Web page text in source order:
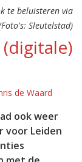
te beluisteren via
Sleutelstad)
de Waard
ook weer
voor Leiden